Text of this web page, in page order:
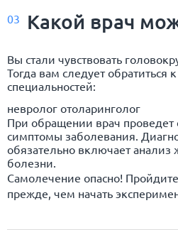
03 Какой врач
Вы стали чувствовать
Тогда вам следует
специальностей:
невролог отоларинголог
При обращении врач
симптомы заболевания.
обязательно включает анализ
болезни.
Самолечение опасно!
прежде, чем начать